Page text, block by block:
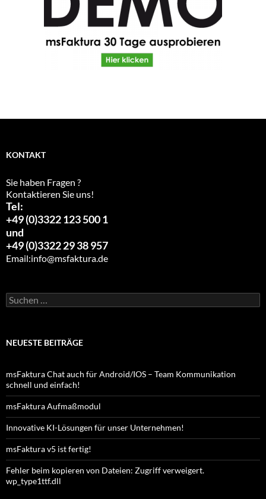
KONTAKT
Sie haben Fragen ?
Kontaktieren Sie uns!
Tel:
+49 (0)3322 123 500 1
und
+49 (0)3322 29 38 957
Email:info@msfaktura.de
Suchen
nach:
NEUESTE BEITRÄGE
msFaktura Chat auch für Android/IOS – Team Kommunikation
schnell und einfach!
msFaktura Aufmaßmodul
Innovative KI-Lösungen für unser Unternehmen!
msFaktura v5 ist fertig!
Fehler beim kopieren von Dateien: Zugriff verweigert.
wp_type1ttf.dll